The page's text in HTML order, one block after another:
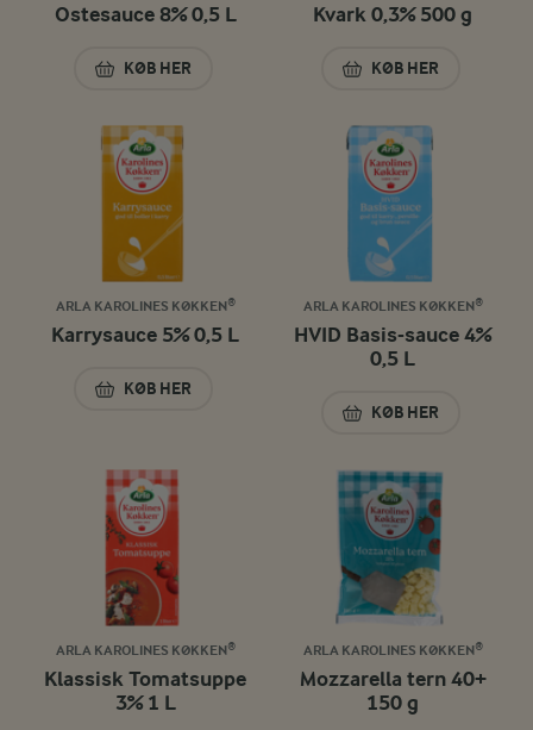
Ostesauce 8% 0,5 L
KØB HER
OSTESAUCE 8% 0,5 L
Kvark 0,3% 500 g
KØB HER
KVARK 0,3% 500 G
ARLA KAROLINES KØKKEN®
Karrysauce 5% 0,5 L
KØB HER
KARRYSAUCE 5% 0,5 L
ARLA KAROLINES KØKKEN®
HVID Basis-sauce 4%
0,5 L
KØB HER
HVID BASIS-
ARLA KAROLINES KØKKEN®
Klassisk Tomatsuppe
3% 1 L
ARLA KAROLINES KØKKEN®
Mozzarella tern 40+
150 g